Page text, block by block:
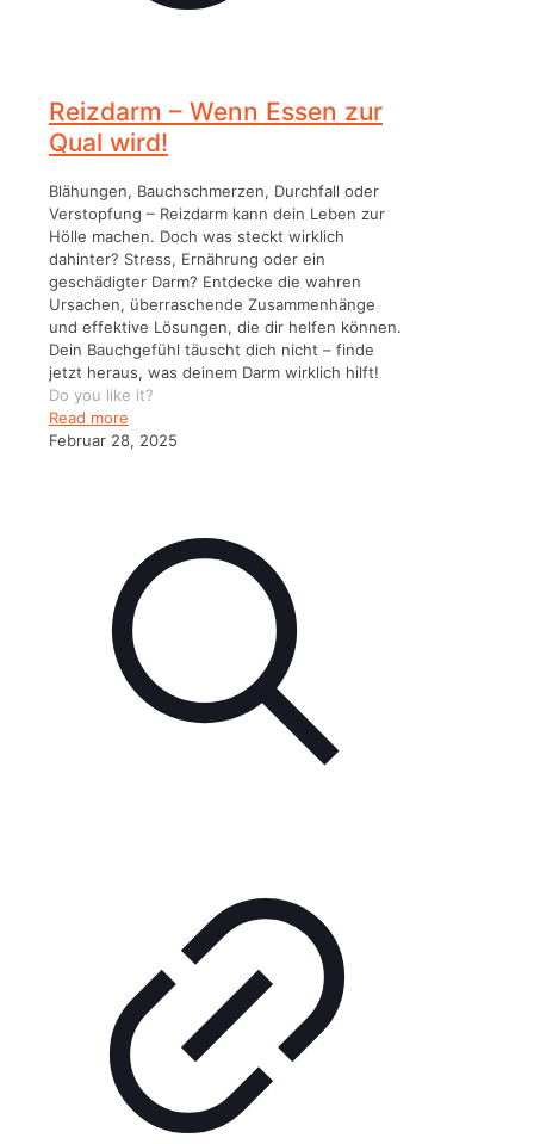
Reizdarm – Wenn Essen zur
Qual wird!
Blähungen, Bauchschmerzen, Durchfall oder
Verstopfung – Reizdarm kann dein Leben zur
Hölle machen. Doch was steckt wirklich
dahinter? Stress, Ernährung oder ein
geschädigter Darm? Entdecke die wahren
Ursachen, überraschende Zusammenhänge
und effektive Lösungen, die dir helfen können.
Dein Bauchgefühl täuscht dich nicht – finde
jetzt heraus, was deinem Darm wirklich hilft!
Do you like it?
Read more
Februar 28, 2025